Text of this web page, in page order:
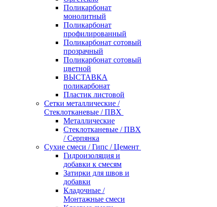
Поликарбонат
монолитный
Поликарбонат
профилированный
Поликарбонат сотовый
прозрачный
Поликарбонат сотовый
цветной
ВЫСТАВКА
поликарбонат
Пластик листовой
Сетки металлические /
Стеклотканевые / ПВХ
Металлические
Стеклотканевые / ПВХ
/ Серпянка
Сухие смеси / Гипс / Цемент
Гидроизоляция и
добавки к смесям
Затирки для швов и
добавки
Кладочные /
Монтажные смеси